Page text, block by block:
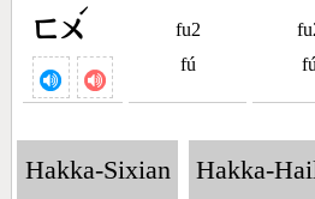
ㄈㄨ
ˊ
fu2
fú
fú
Hakka-Sixian Hakka-